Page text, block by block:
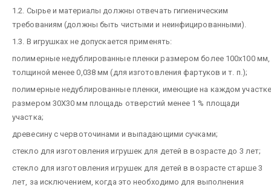
1.2. Сырье и материалы должны отвечать гигиеническим
требованиям (должны быть чистыми и неинфицированными).
1.3. В игрушках не допускается применять:
полимерные недублированные пленки размером более 100х100 мм,
толщиной менее 0,038 мм (для изготовления фартуков и т. п.);
полимерные недублированные пленки, имеющие на каждом
размером 30Х30 мм площадь отверстий менее 1 % площади
участка;
древесину с червоточинами и выпадающими сучками;
стекло для изготовления игрушек для детей в возрасте до 3 лет;
стекло для изготовления игрушек для детей в возрасте старше 3
лет, за исключением, когда это необходимо для выполнения